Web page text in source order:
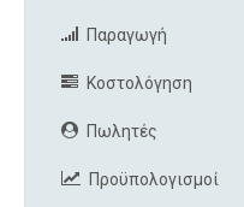
Παραγωγή
Κοστολόγηση
Πωλητές
Προϋπολογισμοί